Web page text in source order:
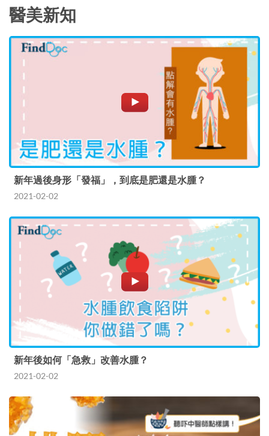
醫美新知
新年過後身形「發福」，到底是肥還是水腫？
2021-02-02
新年後如何「急救」改善水腫？
2021-02-02